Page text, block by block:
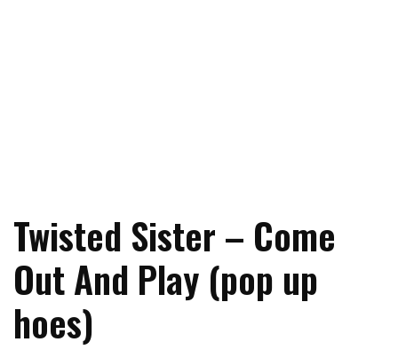
Twisted Sister – Come
Out And Play (pop up
hoes)